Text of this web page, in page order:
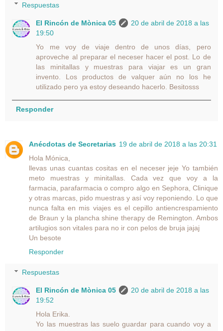
Respuestas
El Rincón de Mònica 05
20 de abril de 2018 a las
19:50
Yo me voy de viaje dentro de unos días, pero
aproveche al preparar el neceser hacer el post. Lo de
las minitallas y muestras para viajar es un gran
invento. Los productos de valquer aún no los he
utilizado pero ya estoy deseando hacerlo. Besitosss
Responder
Anécdotas de Secretarias 19 de abril de 2018 a las 20:31
Hola Mónica,
llevas unas cuantas cositas en el neceser jeje Yo también
meto muestras y minitallas. Cada vez que voy a la
farmacia, parafarmacia o compro algo en Sephora, Clinique
y otras marcas, pido muestras y así voy reponiendo. Lo que
nunca falta en mis viajes es el cepillo antiencrespamiento
de Braun y la plancha shine therapy de Remington. Ambos
artilugios son vitales para no ir con pelos de bruja jajaj
Un besote
Responder
Respuestas
El Rincón de Mònica 05
20 de abril de 2018 a las
19:52
Hola Erika.
Yo las muestras las suelo guardar para cuando voy a